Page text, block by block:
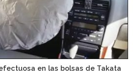
en las bolsas de Takata